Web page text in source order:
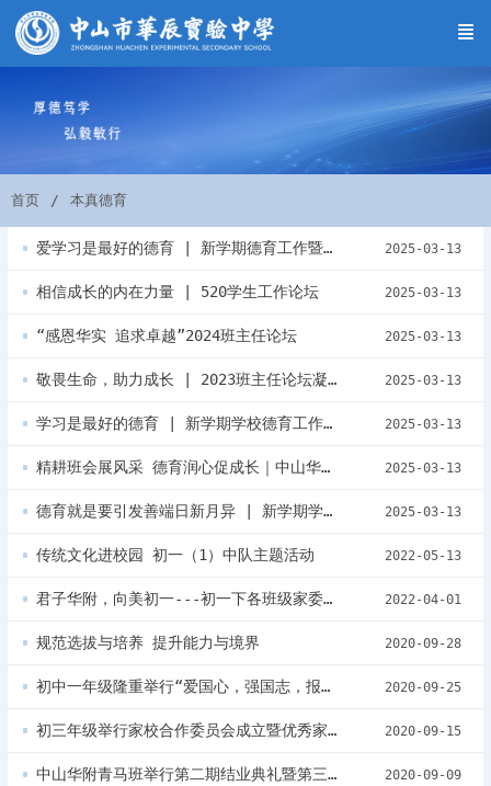
首页 本真德育
爱学习是最好的德育 | 新学期德育工作暨全校班主任工作会议 2025-03-13
相信成长的内在力量 | 520学生工作论坛 2025-03-13
“感恩华实 追求卓越”2024班主任论坛 2025-03-13
敬畏生命，助力成长 | 2023班主任论坛凝心汇智 2025-03-13
学习是最好的德育 | 新学期学校德育工作暨全校班主任会议 2025-03-13
精耕班会展风采 德育润心促成长｜中山华实小学校区主题班会课教学比赛 2025-03-13
德育就是要引发善端日新月异 | 新学期学校德育工作暨全校班主任会议 2025-03-13
传统文化进校园 初一（1）中队主题活动 2022-05-13
君子华附，向美初一---初一下各班级家委主任会议报道 2022-04-01
规范选拔与培养 提升能力与境界 2020-09-28
初中一年级隆重举行“爱国心，强国志，报国情”红色经典故事演讲比赛 2020-09-25
初三年级举行家校合作委员会成立暨优秀家长颁奖仪式 2020-09-15
中山华附青马班举行第二期结业典礼暨第三期开班仪式 2020-09-09